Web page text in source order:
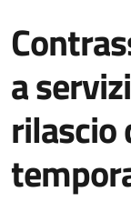
a
rilascio